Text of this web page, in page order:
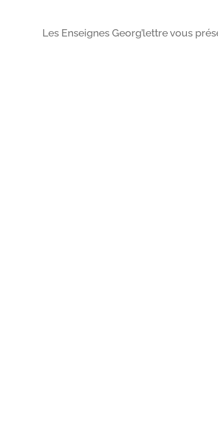
Les Enseignes Georg’lettre vous